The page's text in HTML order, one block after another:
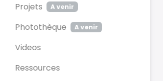
Projets
A venir
Photothèque A venir
Videos
Ressources